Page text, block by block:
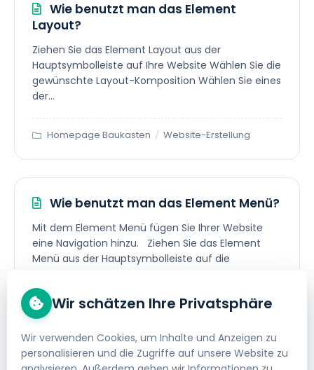
Wie benutzt man das Element
Layout?
Ziehen Sie das Element Layout aus der
Hauptsymbolleiste auf Ihre Website Wählen Sie die
gewünschte Layout-Komposition Wählen Sie eines
der...
Homepage Baukasten / Website-Erstellung
Wie benutzt man das Element Menü?
Mit dem Element Menü fügen Sie Ihrer Website
eine Navigation hinzu. Ziehen Sie das Element
Menü aus der Hauptsymbolleiste auf die
Homepage Baukasten / Website-Erstellung
Wir schätzen Ihre Privatsphäre
Wir verwenden Cookies, um Inhalte und Anzeigen zu
personalisieren und die Zugriffe auf unsere Website zu